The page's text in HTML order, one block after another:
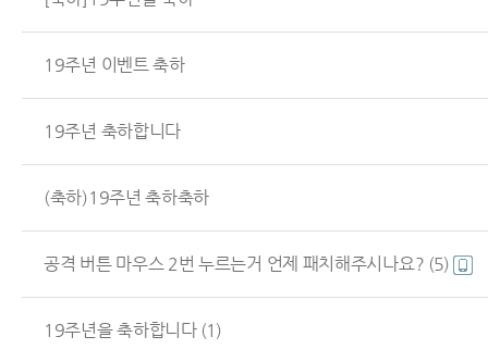
19주년 이벤트 축하
19주년 축하합니다
(축하)19주년 축하축하
공격 버튼 마우스 2번 누르는거 언제 패치해주시나요? (5)
19주년을 축하합니다 (1)